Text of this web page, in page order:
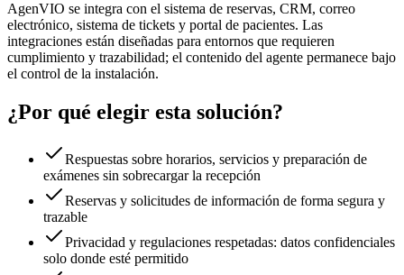
AgenVIO se integra con el sistema de reservas, CRM, correo
electrónico, sistema de tickets y portal de pacientes. Las
integraciones están diseñadas para entornos que requieren
cumplimiento y trazabilidad; el contenido del agente permanece bajo
el control de la instalación.
¿Por qué elegir esta solución?
Respuestas sobre horarios, servicios y preparación de
exámenes sin sobrecargar la recepción
Reservas y solicitudes de información de forma segura y
trazable
Privacidad y regulaciones respetadas: datos confidenciales
solo donde esté permitido